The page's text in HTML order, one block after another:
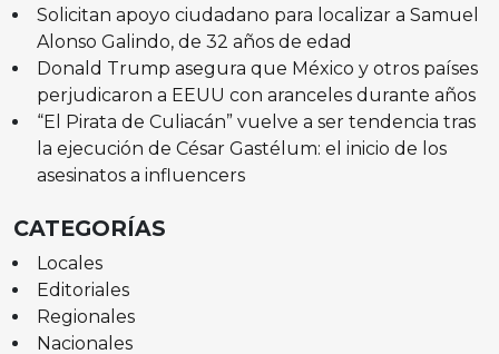
Solicitan apoyo ciudadano para localizar a Samuel
Alonso Galindo, de 32 años de edad
Donald Trump asegura que México y otros países
perjudicaron a EEUU con aranceles durante años
“El Pirata de Culiacán” vuelve a ser tendencia tras
la ejecución de César Gastélum: el inicio de los
asesinatos a influencers
CATEGORÍAS
Locales
Editoriales
Regionales
Nacionales